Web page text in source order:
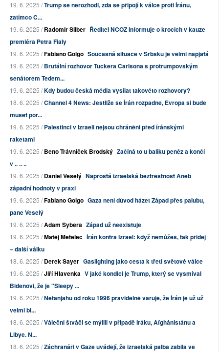
19. 6. 2025 /Trump se nerozhodl, zda se připojí k válce proti Íránu,
zatímco C...
19. 6. 2025 /Radomír Silber Ředitel NCOZ informuje o krocích v kauze
premiéra Petra Fialy
19. 6. 2025 /Fabiano Golgo Současná situace v Srbsku je velmi napjatá
19. 6. 2025 /Brutální rozhovor Tuckera Carlsona s protrumpovským
senátorem Tedem...
19. 6. 2025 /Kdy budou česká média vysílat takovéto rozhovory?
18. 6. 2025 /Channel 4 News: Jestliže se Írán rozpadne, Evropa si bude
muset por...
19. 6. 2025 /Palestinci v Izraeli nejsou chráněni před íránskými
raketami
19. 6. 2025 /Beno Trávníček Brodský Začíná to u balíku peněz a končí
v .. .. ..
19. 6. 2025 /Daniel Veselý Naprostá izraelská beztrestnost Aneb
západní hodnoty v praxi
19. 6. 2025 /Fabiano Golgo Gaza není důvod házet Západ přes palubu,
pane Veselý
19. 6. 2025 /Adam Sybera Západ už neexistuje
19. 6. 2025 /Matěj Metelec Írán kontra Izrael: když nemůžeš, tak přidej
– další válku
18. 6. 2025 /Derek Sayer Gaslighting jako cesta k třetí světové válce
19. 6. 2025 /Jiří Hlavenka V jaké kondici je Trump, který se vysmíval
Bidenovi, že je "Sleepy ...
19. 6. 2025 /Netanjahu od roku 1996 pravidelně varuje, že Írán je už už
velmi bl...
18. 6. 2025 /Váleční štváči se mýlili v případě Iráku, Afghánistánu a
Libye. N...
18. 6. 2025 /Záchranáři v Gaze uvádějí, že izraelská palba zabila ve